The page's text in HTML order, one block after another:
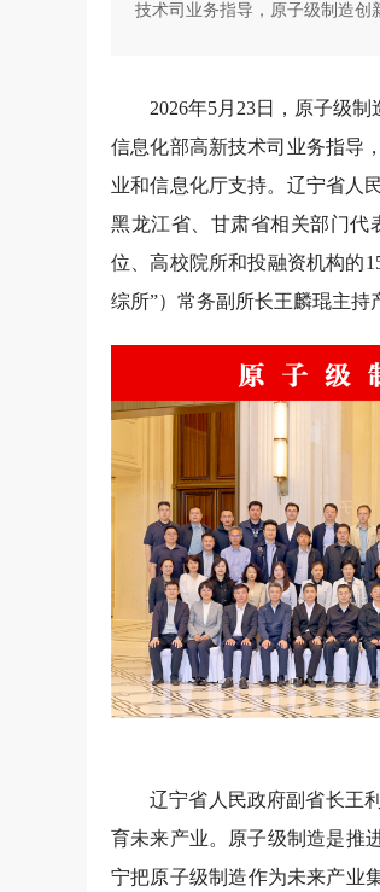
技术司业务指导，原子级制造创
2026年5月23日，原子级
信息化部高新技术司业务指导
业和信息化厅支持。辽宁省人
黑龙江省、甘肃省相关部门代
位、高校院所和投融资机构的
综所”）常务副所长王麟琨主持
辽宁省人民政府副省长王
育未来产业。原子级制造是推
宁把原子级制造作为未来产业